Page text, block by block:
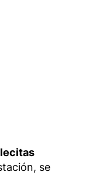
se